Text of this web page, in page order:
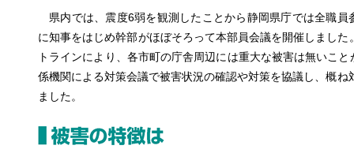
県内では、震度6弱を観測したことから静岡県庁では全職
に知事をはじめ幹部がほぼそろって本部員会議を開催しまし
トラインにより、各市町の庁舎周辺には重大な被害は無いこ
係機関による対策会議で被害状況の確認や対策を協議し、概
ました。